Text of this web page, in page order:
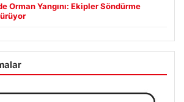
Orman Yangını: Ekipler Söndürme